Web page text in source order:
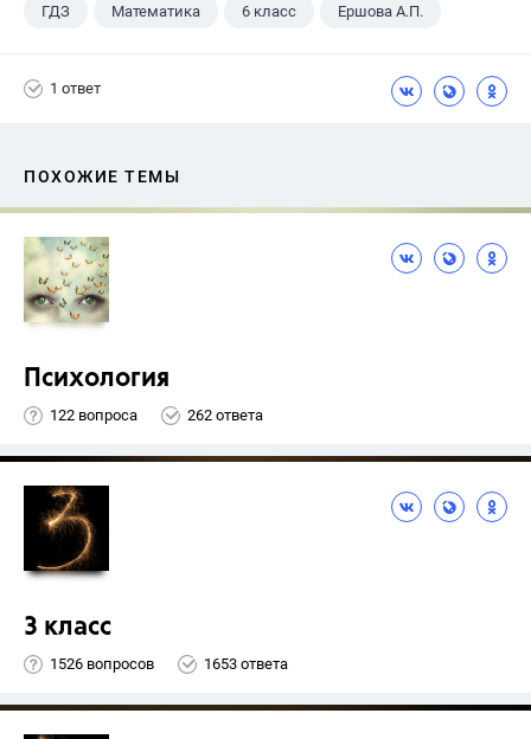
ГДЗ Математика 6 класс Ершова А.П.
1 ответ
ПОХОЖИЕ ТЕМЫ
Психология
122 вопроса 262 ответа
3 класс
1526 вопросов 1653 ответа